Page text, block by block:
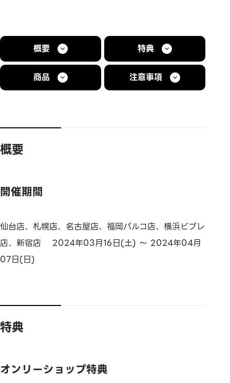
概要 特典
商品 注意事項
概要
開催期間
仙台店、札幌店、名古屋店、福岡パルコ店、横浜ビブレ
店、新宿店 2024年03月16日(土) ～ 2024年04月
07日(日)
特典
オンリーショップ特典